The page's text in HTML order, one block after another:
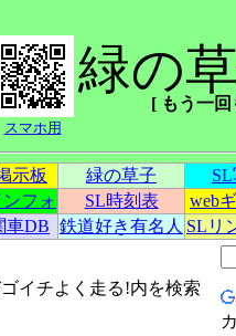
スマホ用
緑の
[ もう一回
示板 緑の草子
フォ SL時刻表 web
車DB 鉄道好き有名人 SLリ
イチよく走る!内を検索